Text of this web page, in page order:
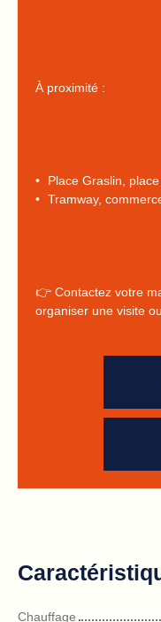
À proximité :
Place Graslin,
Tramway,
👉 Contactez votre
organiser une visite
Chauffage